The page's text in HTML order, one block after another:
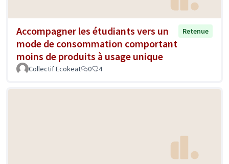
Accompagner les étudiants vers un
mode de consommation comportant
moins de produits à usage unique
Retenue
Collectif Ecokeat 0 4